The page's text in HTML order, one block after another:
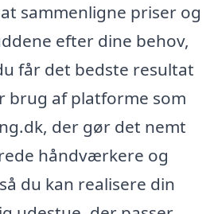
sammenligne priser og
efter dine behov,
får det bedste resultat
brug af platforme som
der gør det nemt
håndværkere og
du kan realisere din